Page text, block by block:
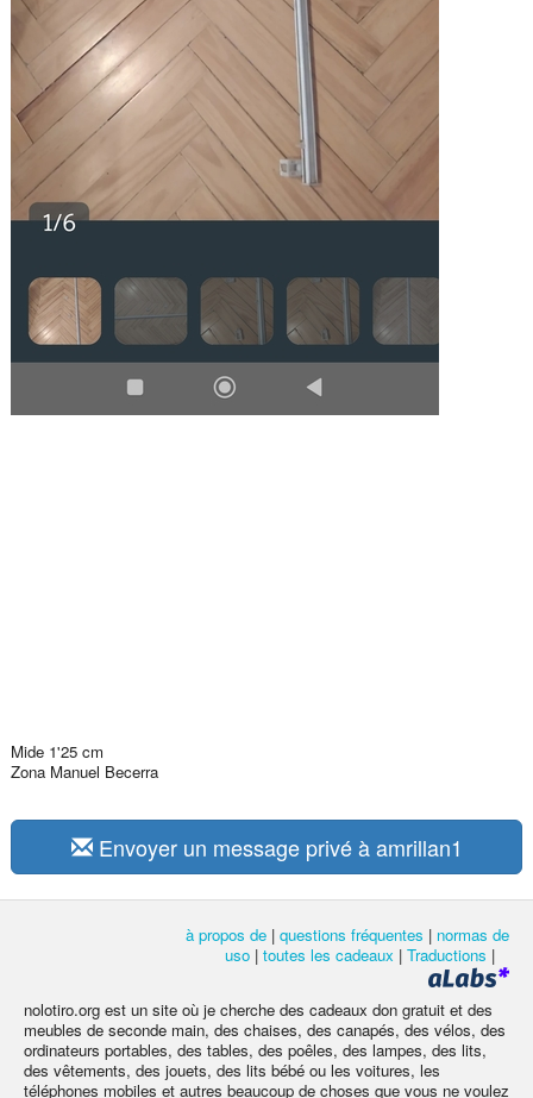
Mide 1'25 cm
Zona Manuel Becerra
Envoyer un message privé à amrillan1
à propos de | questions fréquentes | normas de
uso | toutes les cadeaux | Traductions |
nolotiro.org est un site où je cherche des cadeaux don gratuit et des
meubles de seconde main, des chaises, des canapés, des vélos, des
ordinateurs portables, des tables, des poêles, des lampes, des lits,
des vêtements, des jouets, des lits bébé ou les voitures, les
téléphones mobiles et autres beaucoup de choses que vous ne voulez